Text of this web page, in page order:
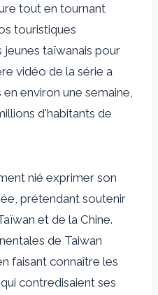
tout en tournant
touristiques
taïwanais pour
vidéo de la série a
environ une semaine,
d'habitants de
nié exprimer son
prétendant soutenir
et de la Chine.
de Taiwan
faisant connaître les
contredisaient ses